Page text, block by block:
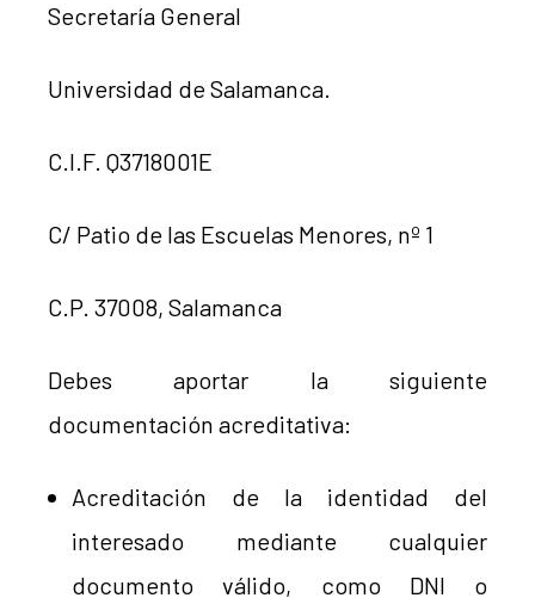
Secretaría General
Universidad de Salamanca.
C.I.F. Q3718001E
C/ Patio de las Escuelas Menores, nº 1
C.P. 37008, Salamanca
Debes aportar la siguiente
documentación acreditativa:
Acreditación de la identidad del
interesado mediante cualquier
documento válido, como DNI o